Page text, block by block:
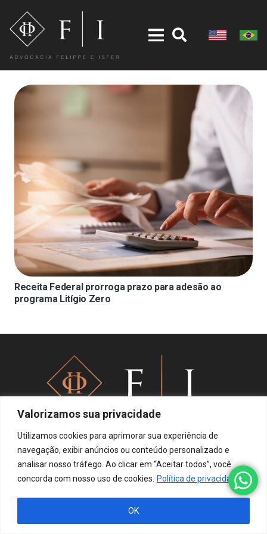
Valorizamos sua privacidade
Utilizamos cookies para aprimorar sua experiência de
navegação, exibir anúncios ou conteúdo personalizado e
analisar nosso tráfego. Ao clicar em “Aceitar todos”, você
concorda com nosso uso de cookies. Política de privacidade
OK
Receita Federal prorroga prazo para adesão ao
programa Litígio Zero
Política de privacidade